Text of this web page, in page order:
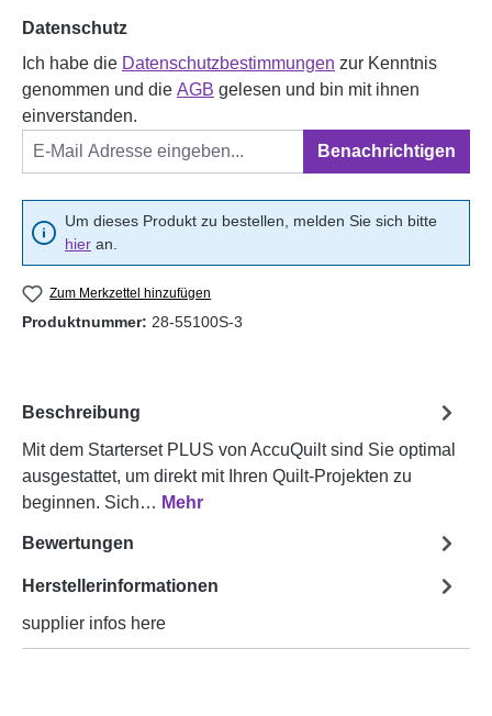
Datenschutz
Ich habe die Datenschutzbestimmungen zur Kenntnis
genommen und die AGB gelesen und bin mit ihnen
einverstanden.
Benachrichtigen
Um dieses Produkt zu bestellen, melden Sie sich bitte
hier an.
Zum Merkzettel hinzufügen
Produktnummer: 28-55100S-3
Beschreibung
Mit dem Starterset PLUS von AccuQuilt sind Sie optimal
ausgestattet, um direkt mit Ihren Quilt-Projekten zu
beginnen. Sich… Mehr
Bewertungen
Herstellerinformationen
supplier infos here